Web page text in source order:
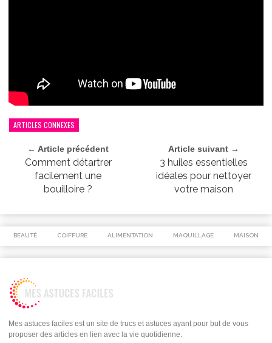
ARTICLES CONNEXES
← Article précédent
Comment détartrer
facilement une
bouilloire ?
Article suivant →
3 huiles essentielles
idéales pour nettoyer
votre maison
BEAUTÉ COIFFURE ALIMENTATION MAQUILLAGE MAISON
Mes astuces faciles est un site de trucs et astuces ayant pour but de vous
proposer des articles en lien avec la vie quotidienne.